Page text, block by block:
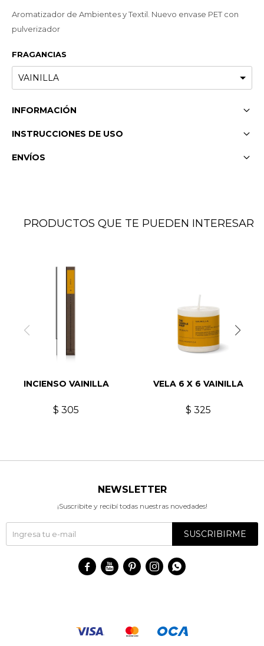
Aromatizador de Ambientes y Textil. Nuevo envase PET con
pulverizador
FRAGANCIAS
INFORMACIÓN
INSTRUCCIONES DE USO
ENVÍOS
PRODUCTOS QUE TE PUEDEN INTERESAR
INCIENSO VAINILLA
$ 305
VELA 6 X 6 VAINILLA
$ 325
NEWSLETTER
¡Suscribite y recibí todas nuestras novedades!
SUSCRIBIRME
    